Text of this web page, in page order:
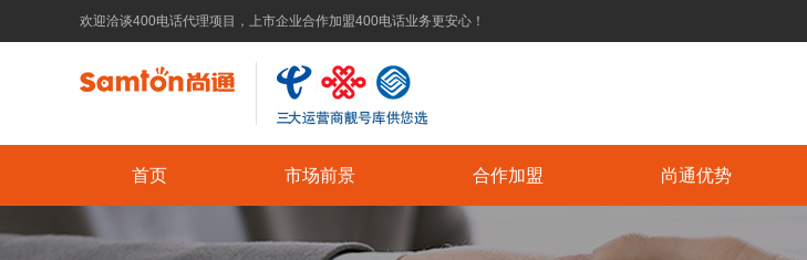
欢迎洽谈400电话代理项目，上市企业合作加盟400电话业务更安心！
首页 市场前景 合作加盟 尚通优势